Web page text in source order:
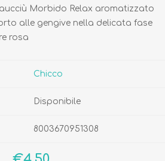
Morbido Relax aromatizzato
alle gengive nella delicata fase
rosa
Chicco
Disponibile
8003670951308